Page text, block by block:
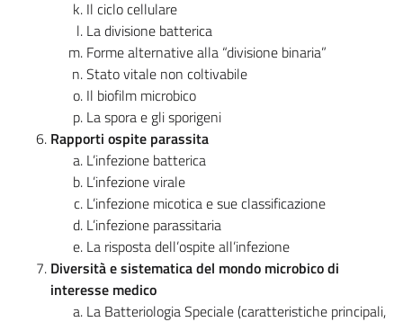
Il ciclo cellulare
La divisione batterica
Forme alternative alla “divisione binaria”
Stato vitale non coltivabile
Il biofilm microbico
La spora e gli sporigeni
Rapporti ospite parassita
L’infezione batterica
L’infezione virale
L’infezione micotica e sue classificazione
L’infezione parassitaria
La risposta dell’ospite all’infezione
Diversità e sistematica del mondo microbico di
interesse medico
La Batteriologia Speciale (caratteristiche principali,